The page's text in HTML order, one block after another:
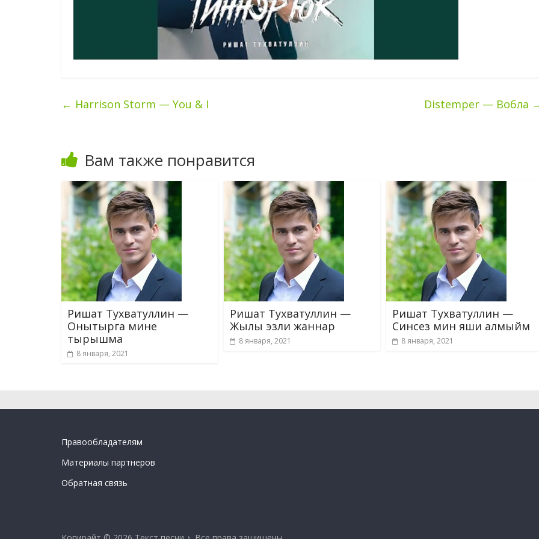
← Harrison Storm — You & I Distemper — Вобла
Вам также понравится
Ришат Тухватуллин —
Онытырга мине
тырышма
8 января, 2021
Ришат Тухватуллин —
Жылы эзли жаннар
8 января, 2021
Ришат Тухватуллин —
Синсез мин яши алмыйм
8 января, 2021
Правообладателям
Материалы партнеров
Обратная связь